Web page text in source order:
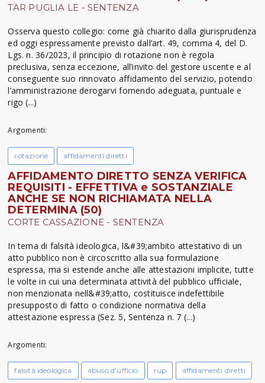
TAR PUGLIA LE - SENTENZA
Osserva questo collegio: come già chiarito dalla giurisprudenza
ed oggi espressamente previsto dall’art. 49, comma 4, del D.
Lgs. n. 36/2023, il principio di rotazione non è regola
preclusiva, senza eccezione, all’invito del gestore uscente e al
conseguente suo rinnovato affidamento del servizio, potendo
l’amministrazione derogarvi fornendo adeguata, puntuale e
rigo (...)
Argomenti:
rotazione affidamenti diretti
AFFIDAMENTO DIRETTO SENZA VERIFICA
REQUISITI - EFFETTIVA e SOSTANZIALE
ANCHE SE NON RICHIAMATA NELLA
DETERMINA (50)
CORTE CASSAZIONE - SENTENZA
In tema di falsità ideologica, l&#39;ambito attestativo di un
atto pubblico non è circoscritto alla sua formulazione
espressa, ma si estende anche alle attestazioni implicite, tutte
le volte in cui una determinata attività del pubblico ufficiale,
non menzionata nell&#39;atto, costituisce indefettibile
presupposto di fatto o condizione normativa della
attestazione espressa (Sez. 5, Sentenza n. 7 (...)
Argomenti:
falsità ideologica abuso d’ufficio rup affidamenti diretti